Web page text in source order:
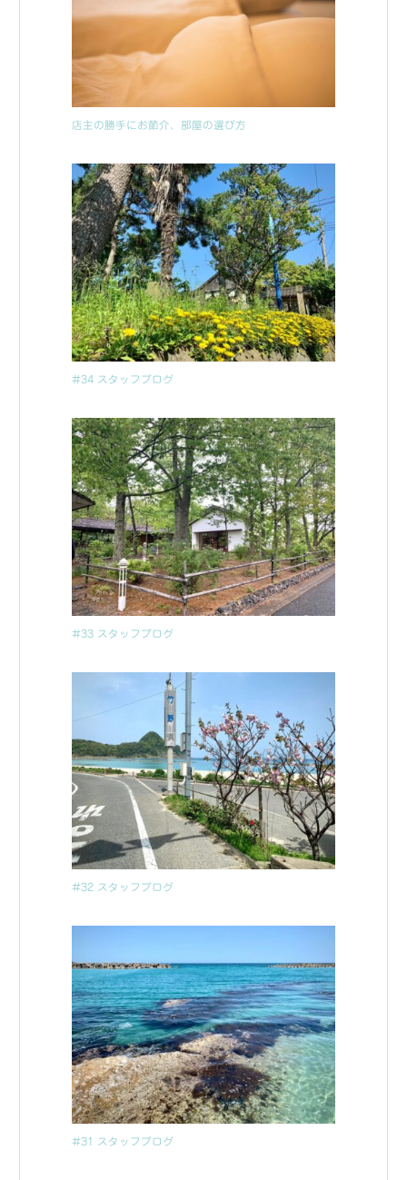
店主の勝手にお節介、部屋の選び方
#34 スタッフブログ
#33 スタッフブログ
#32 スタッフブログ
#31 スタッフブログ